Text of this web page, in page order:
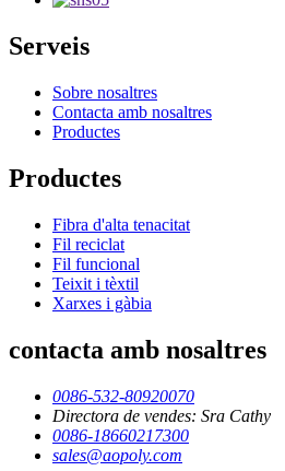
Serveis
Sobre nosaltres
Contacta amb nosaltres
Productes
Productes
Fibra d'alta tenacitat
Fil reciclat
Fil funcional
Teixit i tèxtil
Xarxes i gàbia
contacta amb nosaltres
0086-532-80920070
Directora de vendes: Sra Cathy
0086-18660217300
sales@aopoly.com